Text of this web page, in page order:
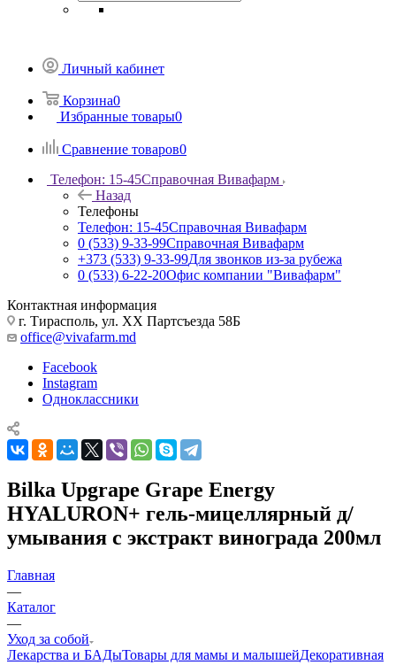
Личный кабинет
Корзина0
Избранные товары0
Сравнение товаров0
Телефон: 15-45Справочная Вивафарм
Назад
Телефоны
Телефон: 15-45Справочная Вивафарм
0 (533) 9-33-99Справочная Вивафарм
+373 (533) 9-33-99Для звонков из-за рубежа
0 (533) 6-22-20Офис компании "Вивафарм"
Контактная информация
г. Тирасполь, ул. ХХ Партсъезда 58Б
office@vivafarm.md
Facebook
Instagram
Одноклассники
Bilka Upgrape Grape Energy
HYALURON+ гель-мицеллярный д/
умывания с экстракт винограда 200мл
Главная
—
Каталог
—
Уход за собой
Лекарства и БАДыТовары для мамы и малышейДекоративная